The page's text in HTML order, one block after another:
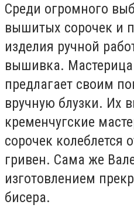
Среди огромного
вышитых сорочек и
изделия ручной
вышивка.
предлагает своим
вручную блузки. Их
кременчугские
сорочек колеблется
гривен. Сама же
изготовлением
бисера.